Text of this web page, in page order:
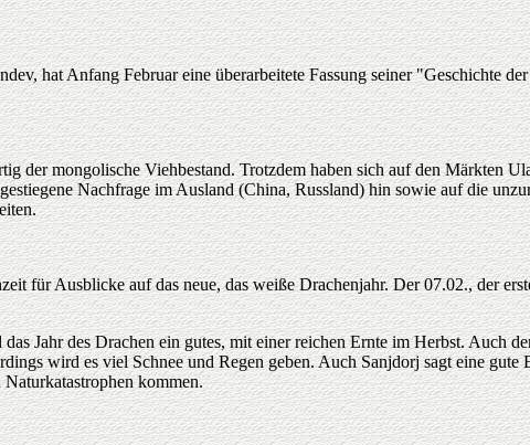
hat Anfang Februar eine überarbeitete Fassung seiner "Geschichte
mongolische Viehbestand. Trotzdem haben sich auf den Märkten
Nachfrage im Ausland (China, Russland) hin sowie auf die
für Ausblicke auf das neue, das weiße Drachenjahr. Der 07.02., der
Jahr des Drachen ein gutes, mit einer reichen Ernte im Herbst. Auch
wird es viel Schnee und Regen geben. Auch Sanjdorj sagt eine gute
kommen.